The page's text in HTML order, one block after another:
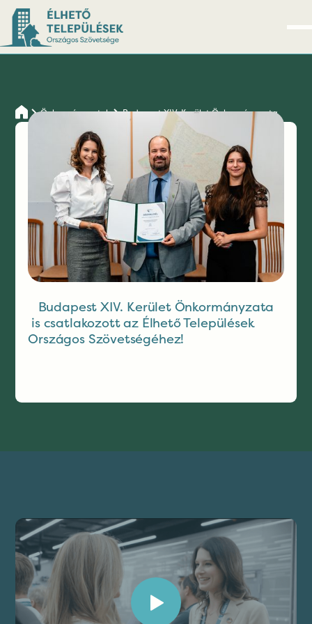
Önkormányzatok Budapest XIV. Kerület Önkormányzata
Budapest XIV.
Kerület
Önkormányzata
Budapest XIV. Kerület Önkormányzata
is csatlakozott az Élhető Települések
Országos Szövetségéhez!